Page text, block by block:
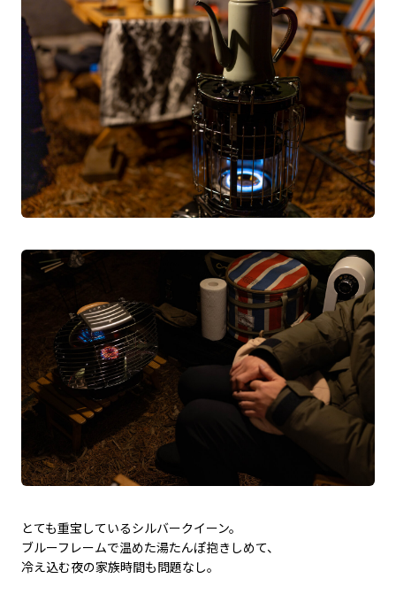
とても重宝しているシルバークイーン。
ブルーフレームで温めた湯たんぽ抱きしめて、
冷え込む夜の家族時間も問題なし。